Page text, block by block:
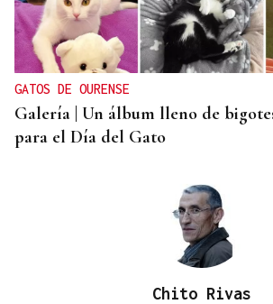
Un herido en la colisión entre dos
entrada a las termas de Outariz
GATOS DE OURENSE
Galería | Un álbum lleno de
para el Día del Gato
Chito Rivas